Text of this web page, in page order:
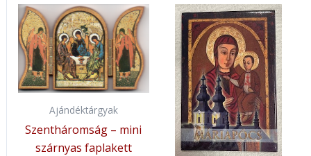
Ajándéktárgyak
Szentháromság – mini
szárnyas faplakett